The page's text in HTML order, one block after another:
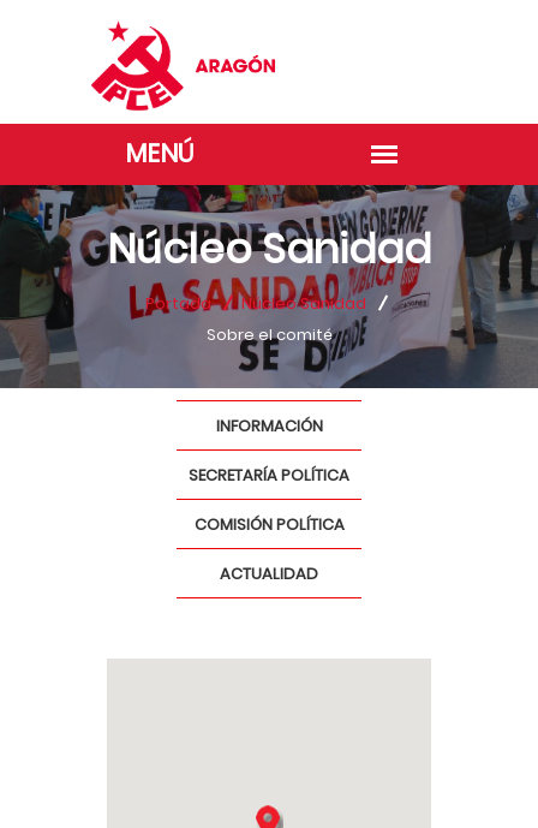
Núcleo Sanidad
Portada
Núcleo Sanidad
Sobre el comité
INFORMACIÓN
SECRETARÍA POLÍTICA
COMISIÓN POLÍTICA
ACTUALIDAD